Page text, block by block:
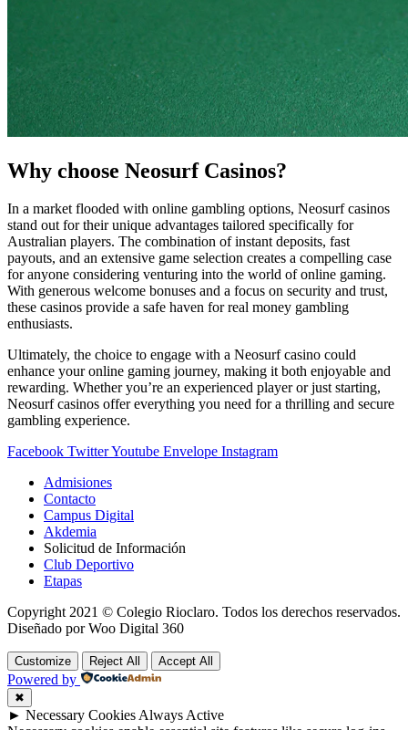
Why choose Neosurf Casinos?
In a market flooded with online gambling options, Neosurf casinos
stand out for their unique advantages tailored specifically for
Australian players. The combination of instant deposits, fast
payouts, and an extensive game selection creates a compelling case
for anyone considering venturing into the world of online gaming.
With generous welcome bonuses and a focus on security and trust,
these casinos provide a safe haven for real money gambling
enthusiasts.
Ultimately, the choice to engage with a Neosurf casino could
enhance your online gaming journey, making it both enjoyable and
rewarding. Whether you’re an experienced player or just starting,
Neosurf casinos offer everything you need for a thrilling and secure
gambling experience.
Facebook TwitterYoutube Envelope Instagram
Admisiones
Contacto
Campus Digital
Akdemia
Solicitud de Información
Club Deportivo
Etapas
Copyright 2021 © Colegio Rioclaro. Todos los derechos reservados.
Diseñado por Woo Digital 360
Customize Reject All Accept All
Powered by
✖
► Necessary CookiesAlways Active